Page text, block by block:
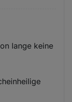
lange keine